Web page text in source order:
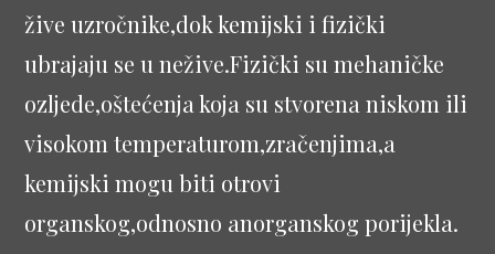
žive uzročnike,dok kemijski i fizički
ubrajaju se u nežive.Fizički su mehaničke
ozljede,oštećenja koja su stvorena niskom ili
visokom temperaturom,zračenjima,a
kemijski mogu biti otrovi
organskog,odnosno anorganskog porijekla.